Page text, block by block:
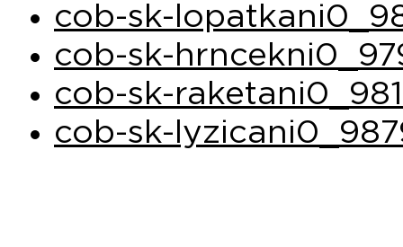
cob-sk-
cob-sk-
cob-sk-
cob-sk-